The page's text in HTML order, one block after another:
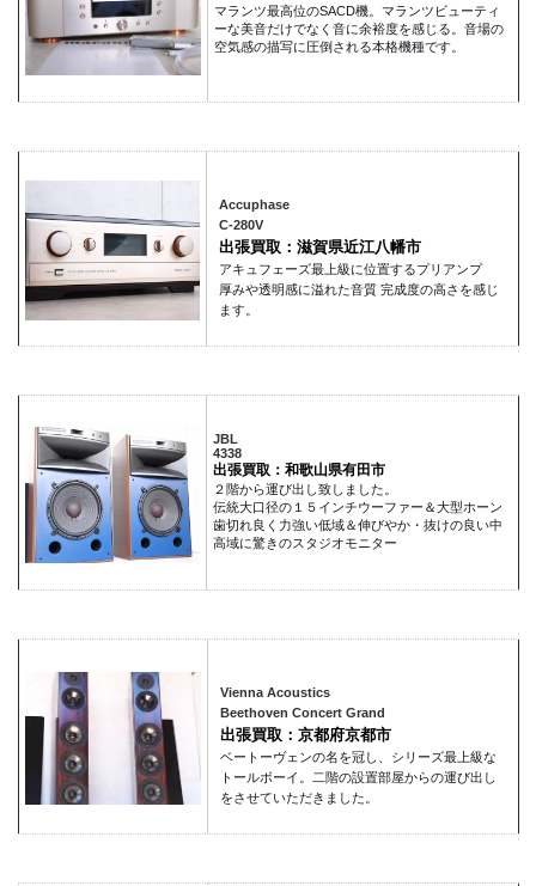
マランツ最高位のSACD機。マランツビューティ
ーな美音だけでなく音に余裕度を感じる。音場の
空気感の描写に圧倒される本格機種です。
Accuphase
C-280V
出張買取：滋賀県近江八幡市
アキュフェーズ最上級に位置するプリアンプ
厚みや透明感に溢れた音質 完成度の高さを感じ
ます。
JBL
4338
出張買取：和歌山県有田市
２階から運び出し致しました。
伝統大口径の１５インチウーファー＆大型ホーン
歯切れ良く力強い低域＆伸びやか・抜けの良い中
高域に驚きのスタジオモニター
Vienna Acoustics
Beethoven Concert Grand
出張買取：京都府京都市
ベートーヴェンの名を冠し、シリーズ最上級な
トールボーイ。二階の設置部屋からの運び出し
をさせていただきました。